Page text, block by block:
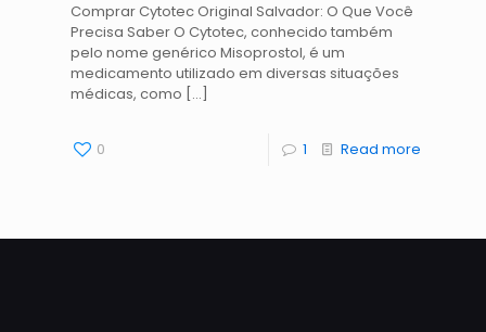
Comprar Cytotec Original Salvador: O Que Você
Precisa Saber O Cytotec, conhecido também
pelo nome genérico Misoprostol, é um
medicamento utilizado em diversas situações
médicas, como […]
0 1 Read more